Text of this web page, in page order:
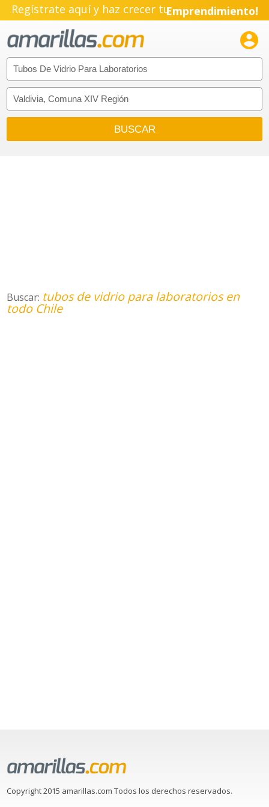
Regístrate aquí y haz crecer tuEmprendimiento!

Buscar: tubos de vidrio para laboratorios en
todo Chile
Copyright 2015 amarillas.com Todos los derechos reservados.